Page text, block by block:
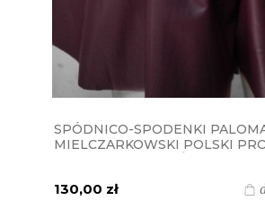
SPÓDNICO-SPODENKI
MIELCZARKOWSKI POLSKI
130,00 zł